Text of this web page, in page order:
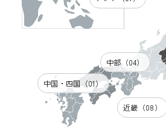
中部（04）
近畿（08）
中国・四国（01）